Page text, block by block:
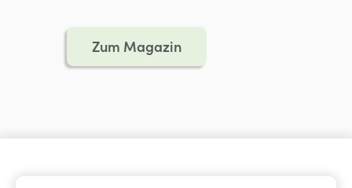
Zum Magazin